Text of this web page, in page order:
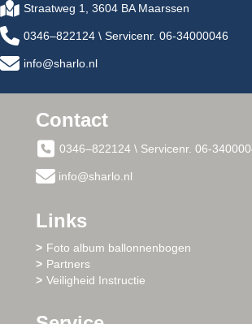
Straatweg 1, 3604 BA Maarssen
0346–822124 \ Servicenr. 06-34000046
info@sharlo.nl
Contact
0346–822124 \ Servicenr. 06-
info@sharlo.nl
Links
Foto album ballonnenbogen
Partners
Veiligheid Instructie